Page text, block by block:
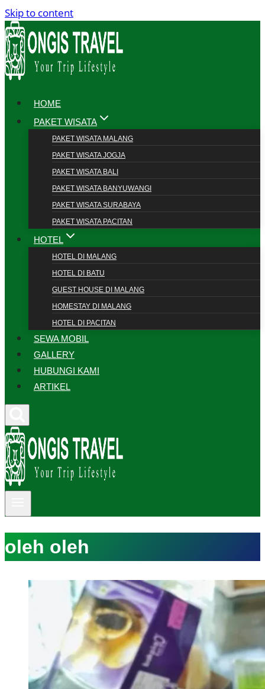
Skip to content
HOME
PAKET WISATA
PAKET WISATA MALANG
PAKET WISATA JOGJA
PAKET WISATA BALI
PAKET WISATA BANYUWANGI
PAKET WISATA SURABAYA
PAKET WISATA PACITAN
HOTEL
HOTEL DI MALANG
HOTEL DI BATU
GUEST HOUSE DI MALANG
HOMESTAY DI MALANG
HOTEL DI PACITAN
SEWA MOBIL
GALLERY
HUBUNGI KAMI
ARTIKEL
oleh oleh